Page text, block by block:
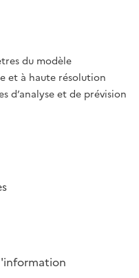
du modèle
et à haute résolution
d’analyse et de prévision